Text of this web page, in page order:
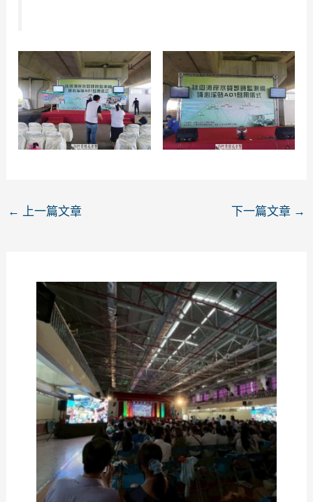
← 上一篇文章 下一篇文章 →